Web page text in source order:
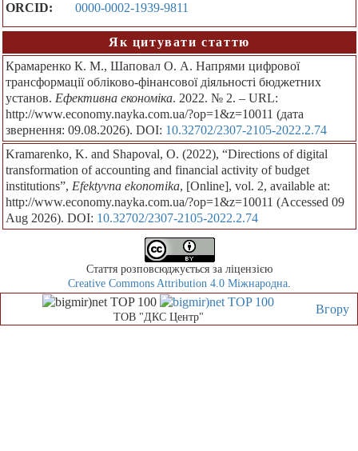
ORCID:
0000-0002-1939-9811
Як цитувати статтю
Крамаренко К. М., Шаповал О. А. Напрями цифрової
трансформації обліково-фінансової діяльності бюджетних
установ. Ефективна економіка. 2022. № 2. – URL:
http://www.economy.nayka.com.ua/?op=1&z=10011 (дата
звернення: 09.08.2026). DOI: 10.32702/2307-2105-2022.2.74
Kramarenko, K. and Shapoval, O. (2022), “Directions of digital
transformation of accounting and financial activity of budget
institutions”, Efektyvna ekonomika, [Online], vol. 2, available at:
http://www.economy.nayka.com.ua/?op=1&z=10011 (Accessed 09
Aug 2026). DOI: 10.32702/2307-2105-2022.2.74
Стаття розповсюджується за ліцензією
Creative Commons Attribution 4.0 Міжнародна.
Вгору
ТОВ "ДКС Центр"